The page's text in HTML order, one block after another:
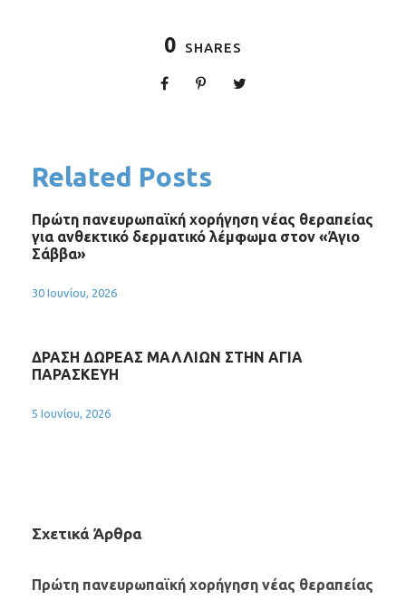
0 SHARES
Related Posts
Πρώτη πανευρωπαϊκή χορήγηση νέας θεραπείας
για ανθεκτικό δερματικό λέμφωμα στον «Άγιο
Σάββα»
30 Ιουνίου, 2026
ΔΡΑΣΗ ΔΩΡΕΑΣ ΜΑΛΛΙΩΝ ΣΤΗΝ ΑΓΙΑ
ΠΑΡΑΣΚΕΥΗ
5 Ιουνίου, 2026
Σχετικά Άρθρα
Πρώτη πανευρωπαϊκή χορήγηση νέας θεραπείας